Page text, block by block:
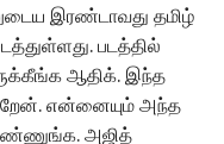
இரண்டாவது தமிழ்
படத்தில்
ஆதிக். இந்த
என்னையும் அந்த
அஜித்